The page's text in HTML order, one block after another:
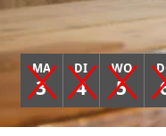
MA
3
DI
4
WO
5